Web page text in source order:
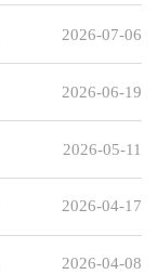
2026-07-06
2026-06-19
2026-05-11
2026-04-17
2026-04-08